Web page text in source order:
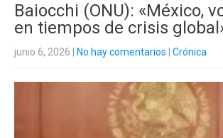
Baiocchi (ONU): «México,
en tiempos de crisis
junio 6, 2026 No hay comentarios Crónica